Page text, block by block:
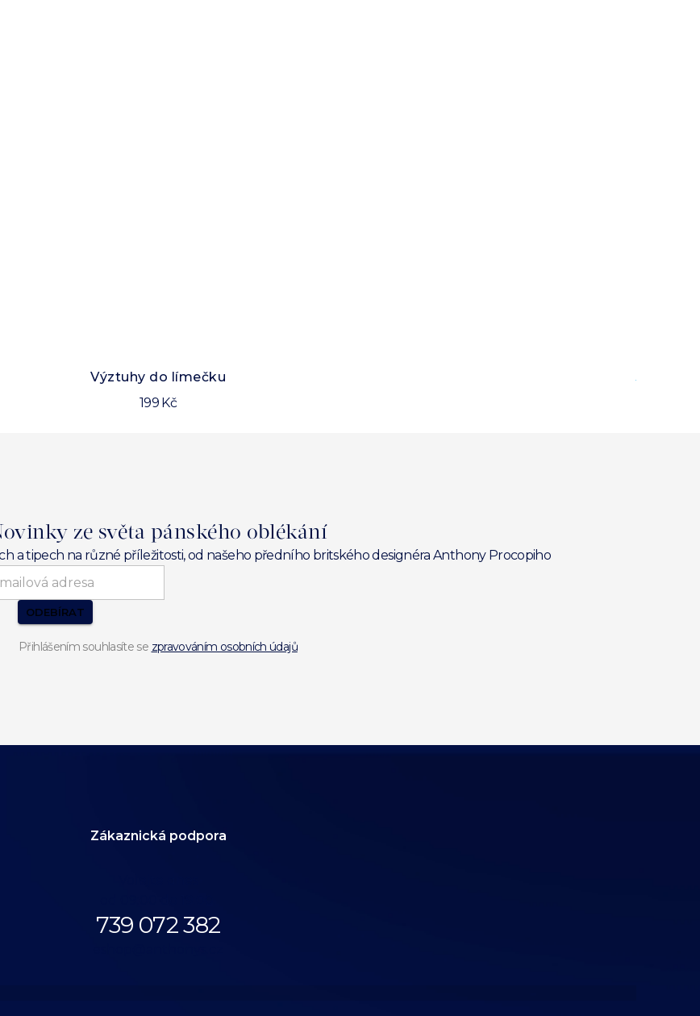
Výztuhy do límečku
199 Kč
ze světa pánského oblékání
a tipech na různé příležitosti, od našeho předního britského designéra Anthony Procopiho
ODEBÍRAT
Přihlášením souhlasíte se zpravováním osobních údajů
Zákaznická podpora
739 072 382